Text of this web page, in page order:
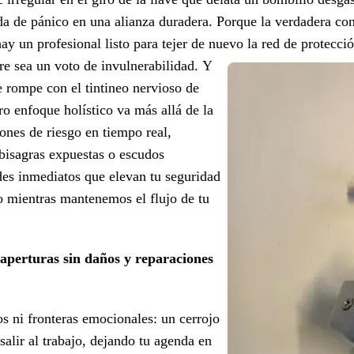
de pánico en una alianza duradera. Porque la verdadera
un profesional listo para tejer de nuevo la red de
sea un voto de invulnerabilidad. Y
rompe con el tintineo nervioso de
enfoque holístico va más allá de la
de riesgo en tiempo real,
expuestas o escudos
inmediatos que elevan tu seguridad
mantenemos el flujo de tu
sin daños y reparaciones
ni fronteras emocionales: un cerrojo
al trabajo, dejando tu agenda en